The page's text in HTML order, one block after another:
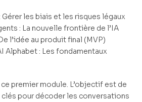
Gérer les biais et les risques légaux
: La nouvelle frontière de l’IA
l’idée au produit final (MVP)
Alphabet : Les fondamentaux
premier module. L’objectif est de
pour décoder les conversations